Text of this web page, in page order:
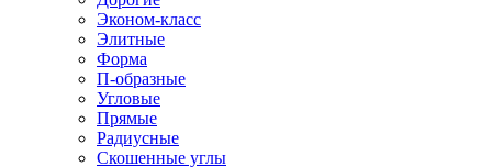
Эконом-класс
Элитные
Форма
П-образные
Угловые
Прямые
Радиусные
Скошенные углы